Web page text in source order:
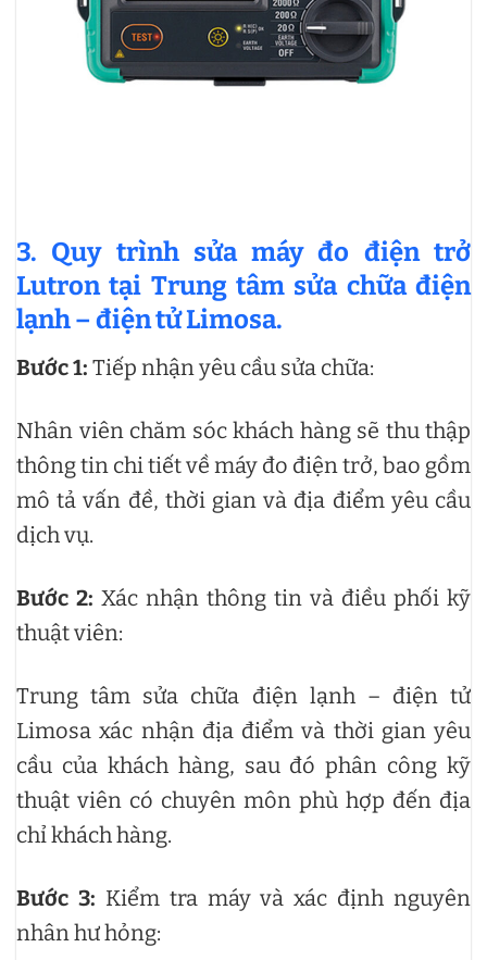
3. Quy trình sửa máy đo điện trở
Lutron tại Trung tâm sửa chữa điện
lạnh – điện tử Limosa.
Bước 1: Tiếp nhận yêu cầu sửa chữa:
Nhân viên chăm sóc khách hàng sẽ thu thập
thông tin chi tiết về máy đo điện trở, bao gồm
mô tả vấn đề, thời gian và địa điểm yêu cầu
dịch vụ.
Bước 2: Xác nhận thông tin và điều phối kỹ
thuật viên:
Trung tâm sửa chữa điện lạnh – điện tử
Limosa xác nhận địa điểm và thời gian yêu
cầu của khách hàng, sau đó phân công kỹ
thuật viên có chuyên môn phù hợp đến địa
chỉ khách hàng.
Bước 3: Kiểm tra máy và xác định nguyên
nhân hư hỏng: